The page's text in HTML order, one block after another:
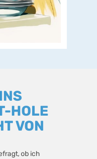
HOLE
VON
ob ich